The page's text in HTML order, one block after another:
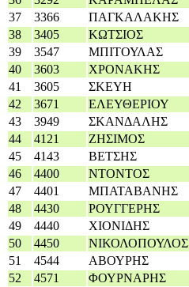
37
3366 ΠΑΓΚΑΛΑΚΗΣ
38
3405 ΚΩΤΣΙΟΣ
39
3547 ΜΠΙΤΟΥΛΑΣ
40
3603 ΧΡΟΝΑΚΗΣ
41
3605 ΣΚΕΥΗ
42
3671 ΕΛΕΥΘΕΡΙΟΥ
43
3949 ΣΚΑΝΔΑΛΗΣ
44
4121 ΖΗΣΙΜΟΣ
45
4143 ΒΕΤΣΗΣ
46
4400 ΝΤΟΝΤΟΣ
47
4401 ΜΠΑΤΑΒΑΝΗΣ
48
4430 ΡΟΥΓΓΕΡΗΣ
49
4440 ΧΙΟΝΙΔΗΣ
50
4450 ΝΙΚΟΛΟΠΟΥΛΟΣ
51
4544 ΑΒΟΥΡΗΣ
52
4571 ΦΟΥΡΝΑΡΗΣ